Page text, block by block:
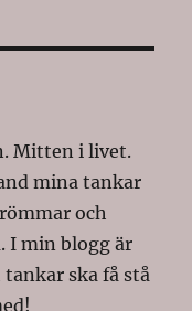
Mitten i livet.
mina tankar
och
I min blogg är
ska få stå